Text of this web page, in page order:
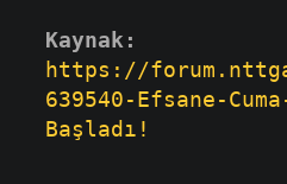
Kaynak:
https://
639540-Efsane-
Başladı!